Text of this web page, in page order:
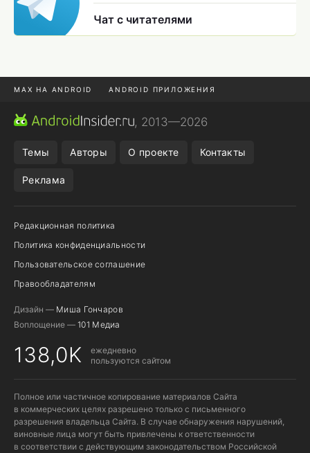
Чат с читателями
MAX НА ANDROID ANDROID ПРИЛОЖЕНИЯ
MAX ИЗ RUSTORE
, 2013—2026
Темы Авторы О проекте Контакты
Реклама
Редакционная политика
Политика конфиденциальности
Пользовательское соглашение
Правообладателям
Дизайн — Миша Гончаров
Воплощение — 101 Медиа
138,0K
ежедневно
пользуются сайтом
Полное или частичное копирование материалов Сайта
в коммерческих целях разрешено только с письменного
разрешения владельца Сайта. В случае обнаружения нарушений,
виновные лица могут быть привлечены к ответственности
в соответствии с действующим законодательством Российской